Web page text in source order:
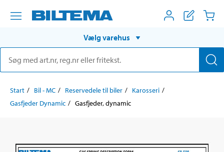
Vælg varehus
Start Bil - MC Reservedele til biler
Karosseri
Gasfjeder Dynamic
Gasfjeder, dynamic